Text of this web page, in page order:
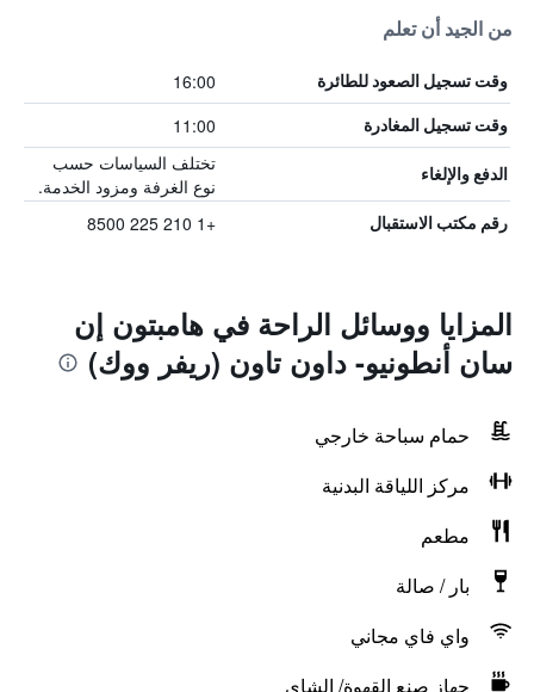
من الجيد أن تعلم
وقت تسجيل الصعود للطائرة 16:00
وقت تسجيل المغادرة 11:00
الدفع والإلغاء
تختلف السياسات حسب
نوع الغرفة ومزود الخدمة.
رقم مكتب الاستقبال +1 210 225 8500
المزايا ووسائل الراحة في هامبتون إن
سان أنطونيو- داون تاون (ريفر ووك)
حمام سباحة خارجي
مركز اللياقة البدنية
مطعم
بار / صالة
واي فاي مجاني
جهاز صنع القهوة/ الشاي